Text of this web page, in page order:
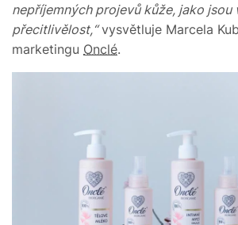
nepříjemných projevů kůže, jako jsou
přecitlivělost,“vysvětluje Marcela
marketingu Onclé.